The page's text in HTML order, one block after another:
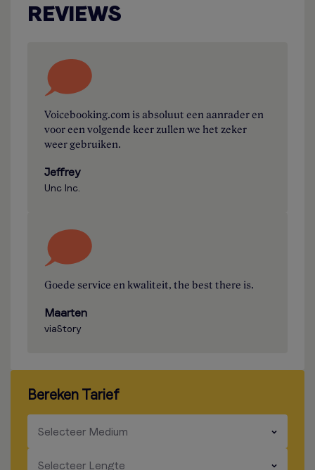
REVIEWS
Voicebooking.com is absoluut een aanrader en
voor een volgende keer zullen we het zeker
weer gebruiken.
Jeffrey
Unc Inc.
Goede service en kwaliteit, the best there is.
Maarten
viaStory
Bereken Tarief
Selecteer Medium
​​​
Selecteer Lengte
​​​